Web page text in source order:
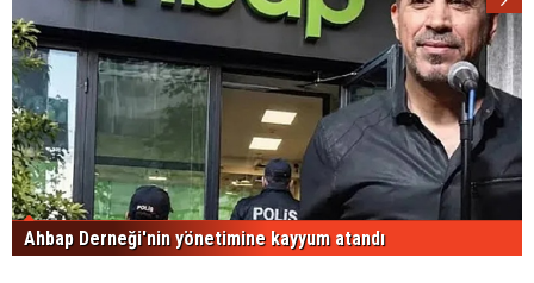
Ahbap Derneği'nin yönetimine kayyum atandı